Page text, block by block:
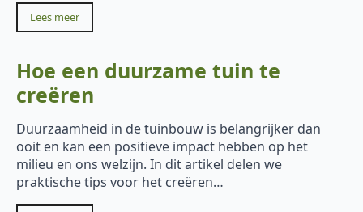
Lees meer
Hoe een duurzame tuin te
creëren
Duurzaamheid in de tuinbouw is belangrijker dan
ooit en kan een positieve impact hebben op het
milieu en ons welzijn. In dit artikel delen we
praktische tips voor het creëren…